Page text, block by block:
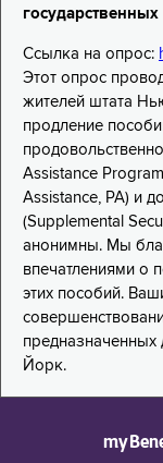
Ссылка на опрос:
Этот опрос
жителей штата
продление
Assistance
Assistance, PA) и
(Supplemental
анонимны. Мы
впечатлениями о
этих пособий.
предназначенных
Йорк.